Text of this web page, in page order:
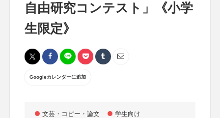
自由研究コンテスト」《小学
生限定》
Googleカレンダーに追加
文芸・コピー・論文 学生向け